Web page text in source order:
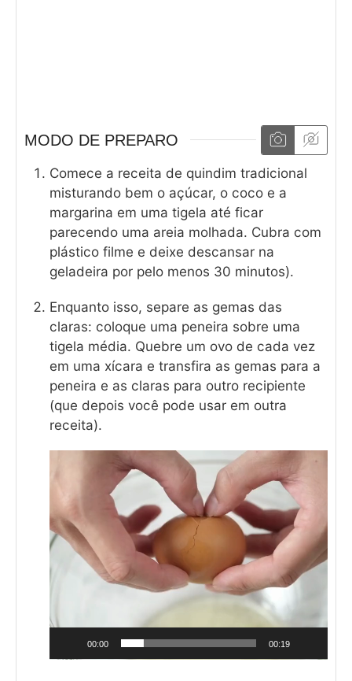
MODO DE PREPARO
Comece a receita de quindim tradicional
misturando bem o açúcar, o coco e a
margarina em uma tigela até ficar
parecendo uma areia molhada. Cubra com
plástico filme e deixe descansar na
geladeira por pelo menos 30 minutos).
Enquanto isso, separe as gemas das
claras: coloque uma peneira sobre uma
tigela média. Quebre um ovo de cada vez
em uma xícara e transfira as gemas para a
peneira e as claras para outro recipiente
(que depois você pode usar em outra
receita).
de
vídeo
00:00 00:19